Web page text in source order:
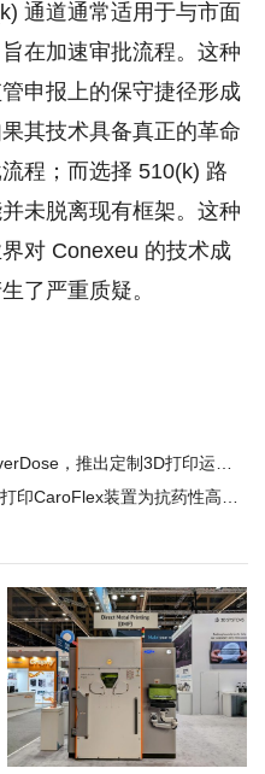
通道通常适用于与市面
在加速审批流程。这种
申报上的保守捷径形成
其技术具备真正的革命
程；而选择 510(k) 路
未脱离现有框架。这种
对 Conexeu 的技术成
了严重质疑。